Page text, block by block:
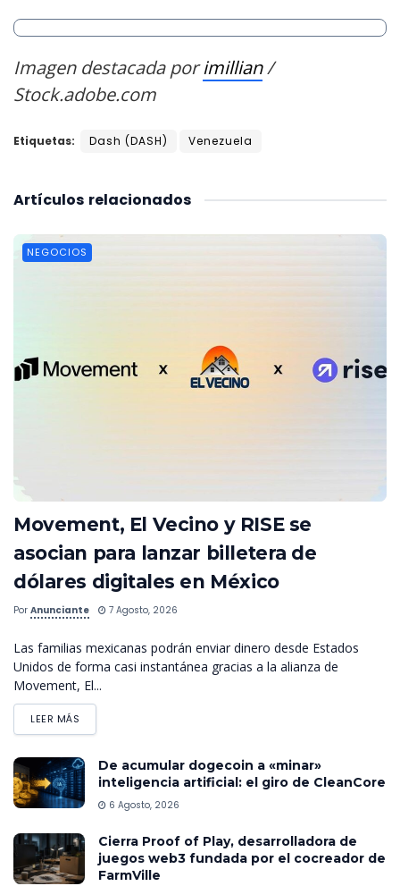
Imagen destacada porimillian/
Stock.adobe.com
Etiquetas: Dash (DASH) Venezuela
relacionados
Artículos
NEGOCIOS
Movement, El Vecino y RISE se
asocian para lanzar billetera de
dólares digitales en México
Por Anunciante 7 Agosto, 2026
Las familias mexicanas podrán enviar dinero desde Estados
Unidos de forma casi instantánea gracias a la alianza de
Movement, El...
LEER MÁS
De acumular dogecoin a «minar»
inteligencia artificial: el giro de CleanCore
6 Agosto, 2026
Cierra Proof of Play, desarrolladora de
juegos web3 fundada por el cocreador de
FarmVille